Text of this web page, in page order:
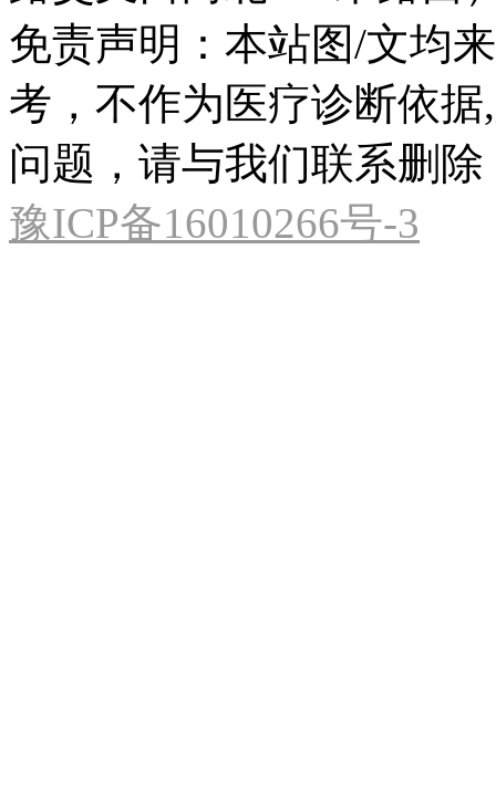
免责声明：本站图/文均
考，不作为医疗诊断依
问题，请与我们联系删除
豫ICP备16010266号-3